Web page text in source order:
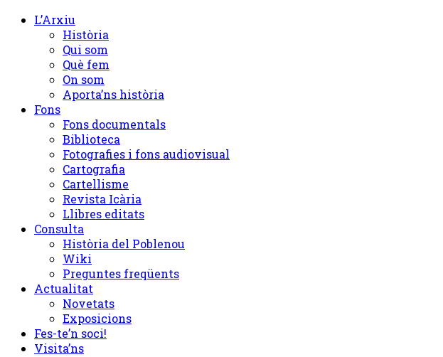
L’Arxiu
Història
Qui som
Què fem
On som
Aporta’ns història
Fons
Fons documentals
Biblioteca
Fotografies i fons audiovisual
Cartografia
Cartellisme
Revista Icària
Llibres editats
Consulta
Història del Poblenou
Wiki
Preguntes freqüents
Actualitat
Novetats
Exposicions
Fes-te’n soci!
Visita’ns